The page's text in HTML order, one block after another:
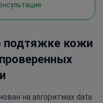
подтяжке кожи
на алгоритмах data